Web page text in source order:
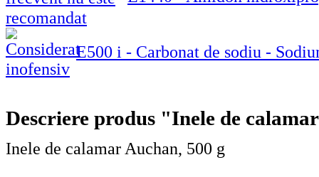
E500 i - Carbonat de sodiu -
Descriere produs "Inele de
Inele de calamar Auchan, 500 g